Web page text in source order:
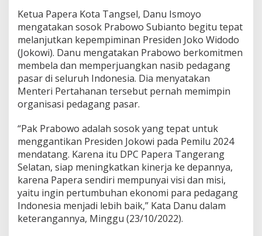
u
k
u
n
g
P
r
a
o
o
S
u
a
n
t
o
Ketua Papera Kota Tangsel, Danu Ismoyo
mengatakan sosok Prabowo Subianto begitu tepat
melanjutkan kepempiminan Presiden Joko Widodo
(Jokowi). Danu mengatakan Prabowo berkomitmen
membela dan memperjuangkan nasib pedagang
pasar di seluruh Indonesia. Dia menyatakan
Menteri Pertahanan tersebut pernah memimpin
organisasi pedagang pasar.
“Pak Prabowo adalah sosok yang tepat untuk
menggantikan Presiden Jokowi pada Pemilu 2024
mendatang. Karena itu DPC Papera Tangerang
Selatan, siap meningkatkan kinerja ke depannya,
karena Papera sendiri mempunyai visi dan misi,
yaitu ingin pertumbuhan ekonomi para pedagang
Indonesia menjadi lebih baik,” Kata Danu dalam
keterangannya, Minggu (23/10/2022).